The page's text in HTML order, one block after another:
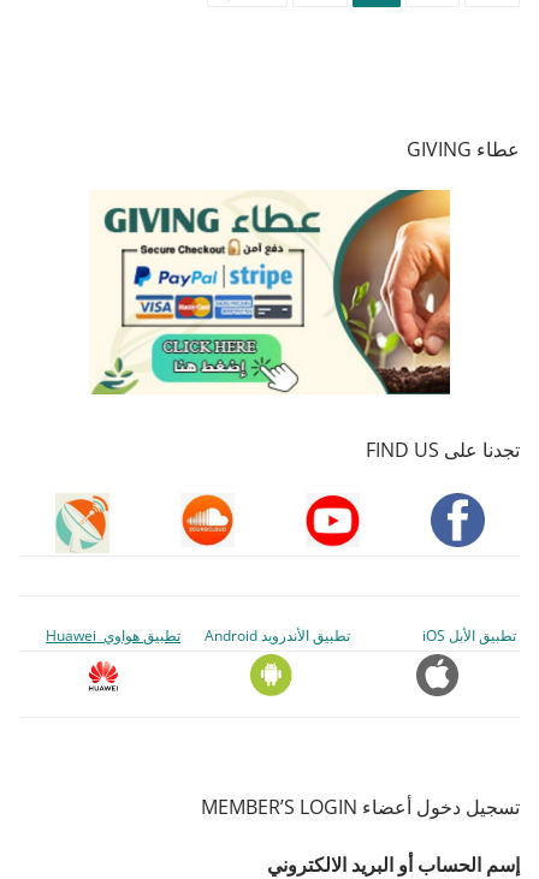
عطاء GIVING
تجدنا على FIND US
تطبيق الأبل iOS تطبيق الأندرويد Android تطبيق هواوي Huawei
تسجيل دخول أعضاء MEMBER’S LOGIN
إسم الحساب أو البريد الالكتروني